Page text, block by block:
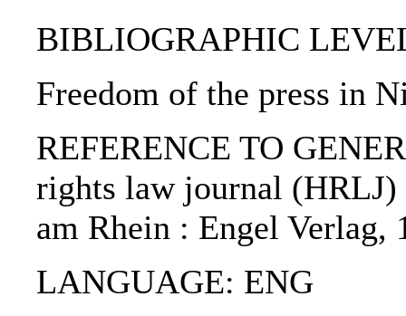
BIBLIOGRAPHIC
Freedom of the press in
REFERENCE TO
rights law journal
am Rhein : Engel Verlag,
LANGUAGE: ENG